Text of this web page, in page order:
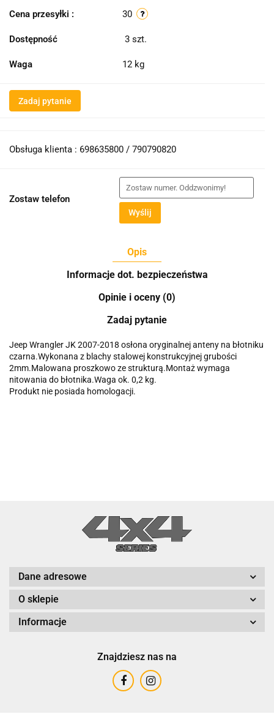
Cena przesyłki : 30
Dostępność 3 szt.
Waga 12 kg
Zadaj pytanie
Obsługa klienta : 698635800 / 790790820
Zostaw telefon
Wyślij
Opis
Informacje dot. bezpieczeństwa
Opinie i oceny (0)
Zadaj pytanie
Jeep Wrangler JK 2007-2018 osłona oryginalnej anteny na błotniku
czarna.Wykonana z blachy stalowej konstrukcyjnej grubości
2mm.Malowana proszkowo ze strukturą.Montaż wymaga
nitowania do błotnika.Waga ok. 0,2 kg.
Produkt nie posiada homologacji.
Dane adresowe
O sklepie
Informacje
Znajdziesz nas na